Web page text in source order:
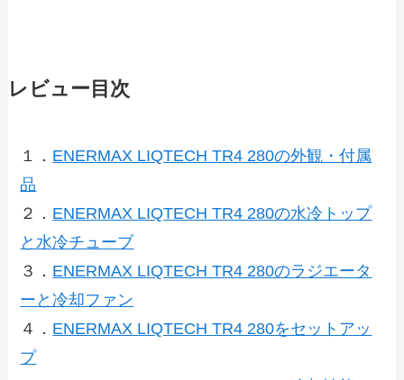
レビュー目次
１． ENERMAX LIQTECH TR4 280の外観・付属
品
２． ENERMAX LIQTECH TR4 280の水冷トップ
と水冷チューブ
３． ENERMAX LIQTECH TR4 280のラジエータ
ーと冷却ファン
４． ENERMAX LIQTECH TR4 280をセットアッ
プ